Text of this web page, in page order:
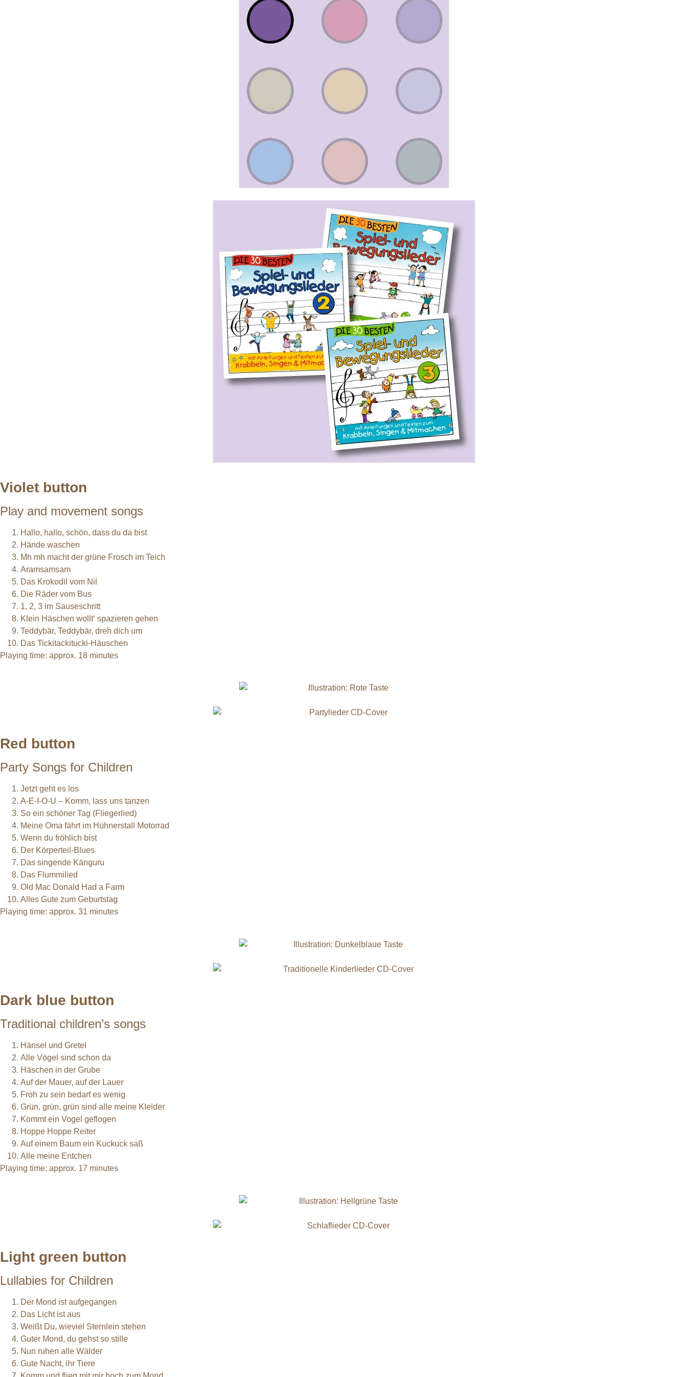
Violet button
Play and movement songs
Hallo, hallo, schön, dass du da bist
Hände waschen
Mh mh macht der grüne Frosch im Teich
Aramsamsam
Das Krokodil vom Nil
Die Räder vom Bus
1, 2, 3 im Sauseschritt
Klein Häschen wollt‘ spazieren gehen
Teddybär, Teddybär, dreh dich um
Das Tickitackitucki-Häuschen
Playing time: approx. 18 minutes
Red button
Party Songs for Children
Jetzt geht es los
A-E-I-O-U – Komm, lass uns tanzen
So ein schöner Tag (Fliegerlied)
Meine Oma fährt im Hühnerstall Motorrad
Wenn du fröhlich bist
Der Körperteil-Blues
Das singende Känguru
Das Flummilied
Old Mac Donald Had a Farm
Alles Gute zum Geburtstag
Playing time: approx. 31 minutes
Dark blue button
Traditional children’s songs
Hänsel und Gretel
Alle Vögel sind schon da
Häschen in der Grube
Auf der Mauer, auf der Lauer
Froh zu sein bedarf es wenig
Grün, grün, grün sind alle meine Kleider
Kommt ein Vogel geflogen
Hoppe Hoppe Reiter
Auf einem Baum ein Kuckuck saß
Alle meine Entchen
Playing time: approx. 17 minutes
Light green button
Lullabies for Children
Der Mond ist aufgegangen
Das Licht ist aus
Weißt Du, wieviel Sternlein stehen
Guter Mond, du gehst so stille
Nun ruhen alle Wälder
Gute Nacht, ihr Tiere